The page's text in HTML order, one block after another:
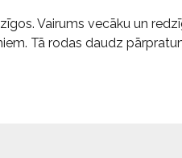
Vairums vecāku un
Tā rodas daudz